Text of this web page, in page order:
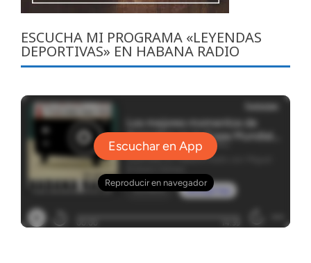
ESCUCHA MI PROGRAMA «LEYENDAS
DEPORTIVAS» EN HABANA RADIO